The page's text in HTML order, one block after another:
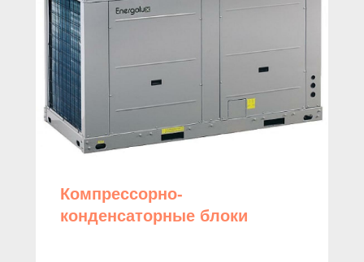
Компрессорно-
конденсаторные блоки